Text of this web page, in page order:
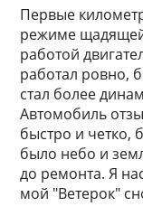
Первые
режиме щадящей
работой
работал ровно,
стал более
Автомобиль
быстро и четко,
было небо и
до ремонта. Я
мой "Ветерок"